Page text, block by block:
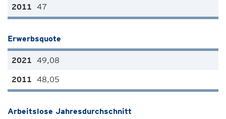
47
Erwerbsquote
49,08
48,05
Arbeitslose Jahresdurchschnitt